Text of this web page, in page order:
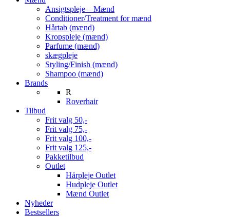
Ansigtspleje – Mænd
Conditioner/Treatment for mænd
Hårtab (mænd)
Kropspleje (mænd)
Parfume (mænd)
skægpleje
Styling/Finish (mænd)
Shampoo (mænd)
Brands
R
Roverhair
Tilbud
Frit valg 50,-
Frit valg 75,-
Frit valg 100,-
Frit valg 125,-
Pakketilbud
Outlet
Hårpleje Outlet
Hudpleje Outlet
Mænd Outlet
Nyheder
Bestsellers